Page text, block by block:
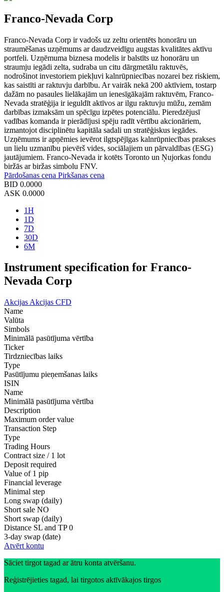
Franco-Nevada Corp
Franco-Nevada Corp ir vadošs uz zeltu orientēts honorāru un
straumēšanas uzņēmums ar daudzveidīgu augstas kvalitātes aktīvu
portfeli. Uzņēmuma biznesa modelis ir balstīts uz honorāru un
straumju iegādi zelta, sudraba un citu dārgmetālu raktuvēs,
nodrošinot investoriem piekļuvi kalnrūpniecības nozarei bez riskiem,
kas saistīti ar raktuvju darbību. Ar vairāk nekā 200 aktīviem, tostarp
dažām no pasaules lielākajām un ienesīgākajām raktuvēm, Franco-
Nevada stratēģija ir ieguldīt aktīvos ar ilgu raktuvju mūžu, zemām
darbības izmaksām un spēcīgu izpētes potenciālu. Pieredzējusī
vadības komanda ir pierādījusi spēju radīt vērtību akcionāriem,
izmantojot disciplinētu kapitāla sadali un stratēģiskus iegādes.
Uzņēmums ir apņēmies ievērot ilgtspējīgas kalnrūpniecības prakses
un lielu uzmanību pievērš vides, sociālajiem un pārvaldības (ESG)
jautājumiem. Franco-Nevada ir kotēts Toronto un Ņujorkas fondu
biržās ar biržas simbolu FNV.
Pārdošanas cena Pirkšanas cena
BID 0.0000
ASK 0.0000
1H
1D
7D
30D
6M
Instrument specification for Franco-
Nevada Corp
Akcijas Akcijas CFD
Name
Valūta
Simbols
Minimālā pasūtījuma vērtība
Ticker
Tirdzniecības laiks
Type
Pasūtījumu pieņemšanas laiks
ISIN
Name
Minimālā pasūtījuma vērtība
Description
Maximum order value
Transaction Step
Type
Trading Hours
Contract size / 1 lot
Deposit required
Value of 1 pip
Financial leverage
Minimal step
Long swap (daily)
Short sale NO
Short swap (daily)
Distance SL and TP 0
3-day swap (date)
Atvērt kontu
Sāciet tirgot tagad ar ātru konta atvēršanu.
Reģistrējieties tagad, lai tirgotos aktīvākajos tirgos